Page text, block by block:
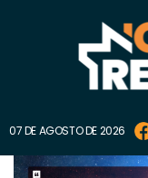
07 DE AGOSTO DE 2026